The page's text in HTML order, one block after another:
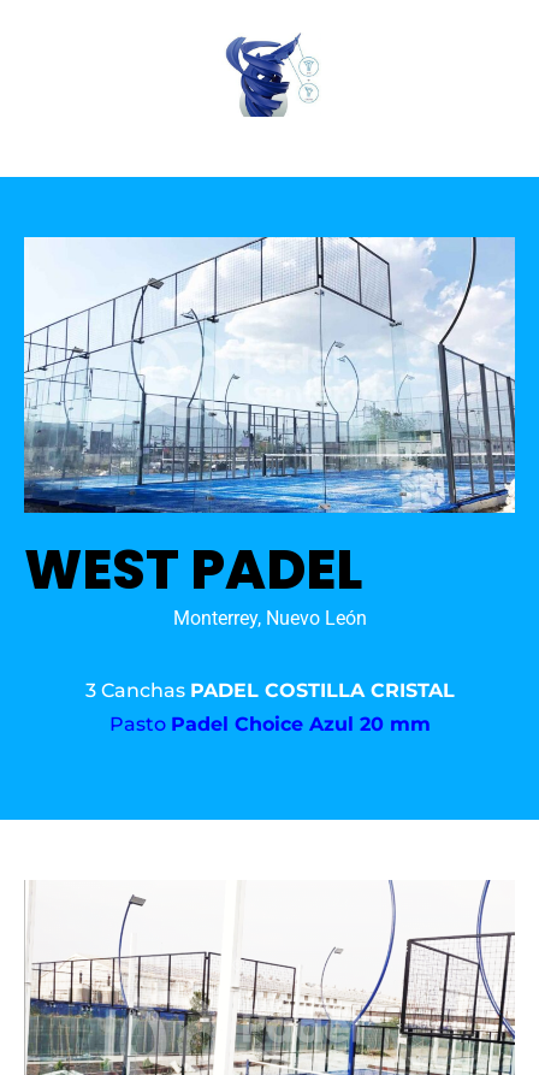
WEST PADEL
Monterrey, Nuevo León
3 Canchas PADEL COSTILLA CRISTAL
Pasto Padel Choice Azul 20 mm